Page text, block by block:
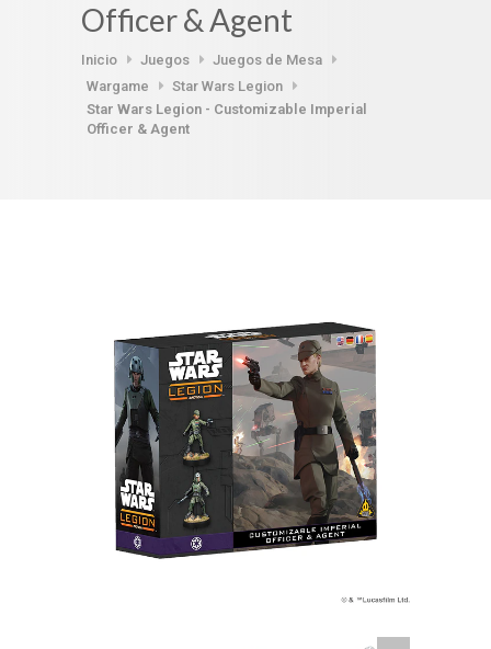
Officer & Agent
Inicio Juegos
Juegos de Mesa
Wargame
Star Wars Legion
Star Wars Legion - Customizable Imperial
Officer & Agent